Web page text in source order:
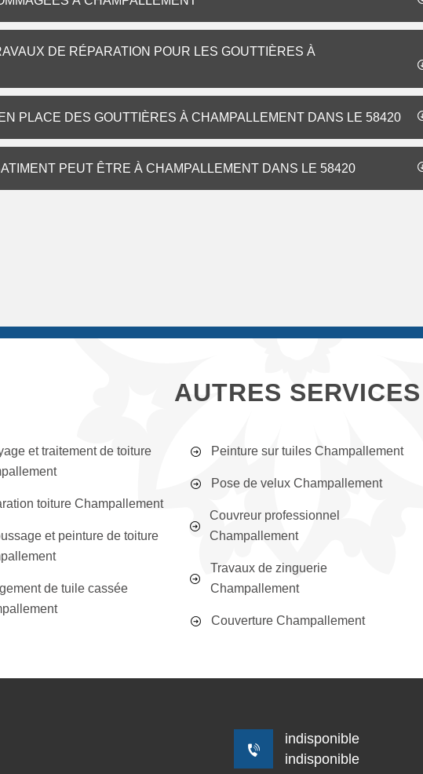
DE RÉPARATION POUR LES GOUTTIÈRES À
PLACE DES GOUTTIÈRES À CHAMPALLEMENT DANS LE 58420
PEUT ÊTRE À CHAMPALLEMENT DANS LE 58420
AUTRES SERVICES
et traitement de toiture
toiture Champallement
et peinture de toiture
de tuile cassée
Peinture sur tuiles Champallement
Pose de velux Champallement
Couvreur professionnel
Champallement
Travaux de zinguerie
Champallement
Couverture Champallement
indisponible
indisponible